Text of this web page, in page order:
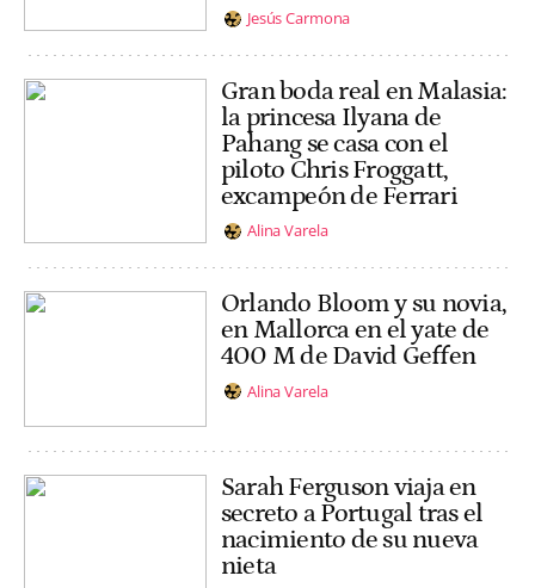
Jesús Carmona
Gran boda real en Malasia:
la princesa Ilyana de
Pahang se casa con el
piloto Chris Froggatt,
excampeón de Ferrari
Alina Varela
Orlando Bloom y su novia,
en Mallorca en el yate de
400 M de David Geffen
Alina Varela
Sarah Ferguson viaja en
secreto a Portugal tras el
nacimiento de su nueva
nieta